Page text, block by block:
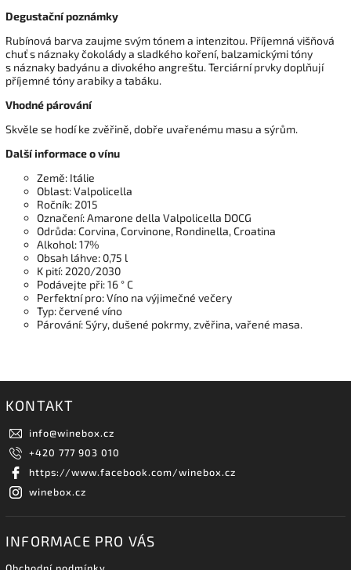
Degustační poznámky
Rubínová barva zaujme svým tónem a intenzitou. Příjemná višňová
chuť s náznaky čokolády a sladkého koření, balzamickými tóny
s náznaky badyánu a divokého angreštu. Terciární prvky doplňují
příjemné tóny arabiky a tabáku.
Vhodné párování
Skvěle se hodí ke zvěřině, dobře uvařenému masu a sýrům.
Další informace o vínu
Země: Itálie
Oblast: Valpolicella
Ročník: 2015
Označení: Amarone della Valpolicella DOCG
Odrůda: Corvina, Corvinone, Rondinella, Croatina
Alkohol: 17%
Obsah láhve: 0,75 l
K pití: 2020/2030
Podávejte při: 16 ° C
Perfektní pro: Víno na výjimečné večery
Typ: červené víno
Párování: Sýry, dušené pokrmy, zvěřina, vařené masa.
KONTAKT
info@winebox.cz
+420 777 903 010
https://www.facebook.com/winebox.cz
winebox.cz
INFORMACE PRO VÁS